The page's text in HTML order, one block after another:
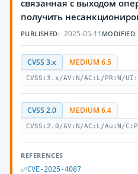
связанная с выходом
получить
PUBLISHED: 2025-05-11 MODIFIED:
CVSS 3.x MEDIUM 6.5
CVSS:3.x/AV:N/AC:L/PR:N/
CVSS 2.0 MEDIUM 6.4
CVSS:2.0/AV:N/AC:L/Au:N/
REFERENCES
CVE-2025-4087